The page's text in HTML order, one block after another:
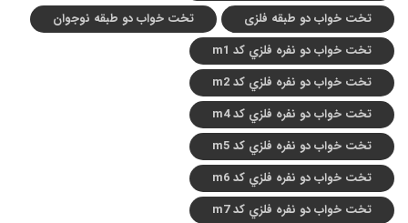
تخت خواب دو طبقه فلزی
تخت خواب دو طبقه نوجوان
تخت خواب دو نفره فلزي کد m1
تخت خواب دو نفره فلزي کد m2
تخت خواب دو نفره فلزي کد m4
تخت خواب دو نفره فلزي کد m5
تخت خواب دو نفره فلزي کد m6
تخت خواب دو نفره فلزي کد m7